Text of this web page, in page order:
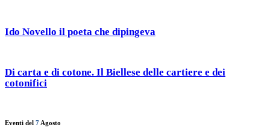
Ido Novello il poeta che dipingeva
Di carta e di cotone. Il Biellese delle cartiere e dei
cotonifici
Eventi del 7 Agosto